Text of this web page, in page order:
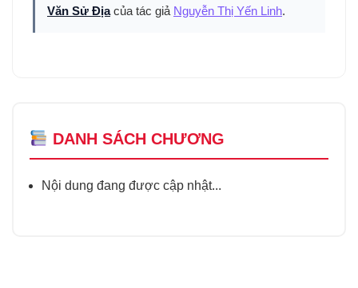
Văn Sử Địacủa tác giả Nguyễn Thị Yến Linh.
DANH SÁCH CHƯƠNG
Nội dung đang được cập nhật...